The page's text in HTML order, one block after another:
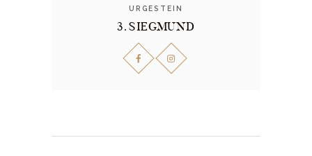
URGESTEIN
3. SIEGMUND